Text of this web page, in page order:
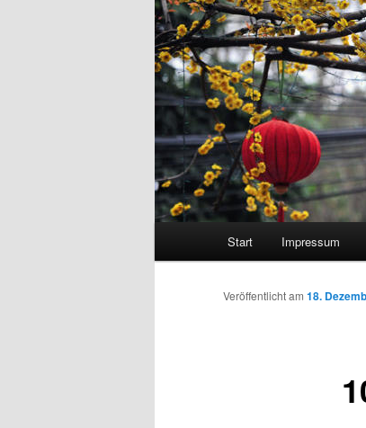
Start Impressum
Veröffentlicht am 18.